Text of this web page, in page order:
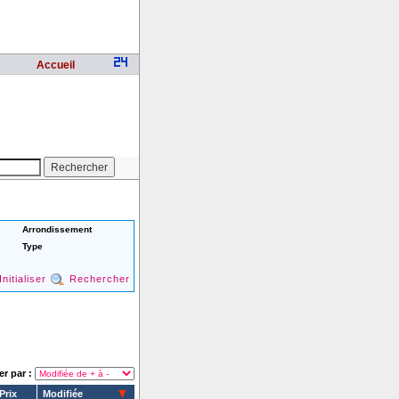
Accueil
Arrondissement
Type
Initialiser Rechercher
par :
Prix Modifiée